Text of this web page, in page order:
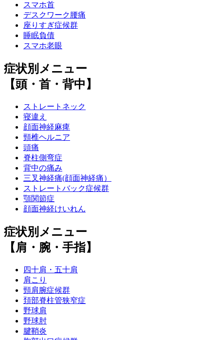
スマホ首
デスクワーク腰痛
座りすぎ症候群
睡眠負債
スマホ老眼
症状別メニュー
【頭・首・背中】
ストレートネック
寝違え
顔面神経麻痺
頸椎ヘルニア
頭痛
脊柱側弯症
背中の痛み
三叉神経痛(顔面神経痛）
ストレートバック症候群
顎関節症
顔面神経けいれん
症状別メニュー
【肩・腕・手指】
四十肩・五十肩
肩こり
頸肩腕症候群
頚部脊柱管狭窄症
野球肩
野球肘
腱鞘炎